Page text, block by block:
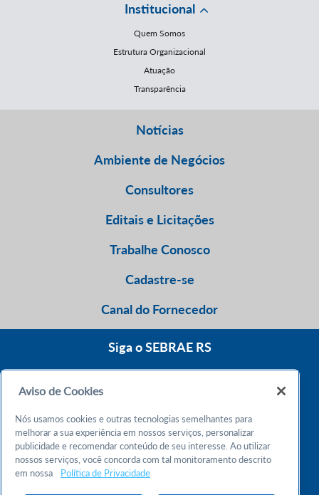
Institucional
Quem Somos
Estrutura Organizacional
Atuação
Transparência
Notícias
Ambiente de Negócios
Consultores
Editais e Licitações
Trabalhe Conosco
Cadastre-se
Canal do Fornecedor
Siga o SEBRAE RS
Atendimento 24h
Chame no WhatsApp
Aviso de Cookies
Nós usamos cookies e outras tecnologias semelhantes para
melhorar a sua experiência em nossos serviços, personalizar
publicidade e recomendar conteúdo de seu interesse. Ao utilizar
nossos serviços, você concorda com tal monitoramento descrito
em nossa
Política de Privacidade